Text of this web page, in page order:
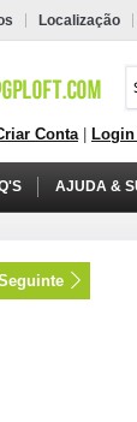
Localização
Conta|
AJUDA &